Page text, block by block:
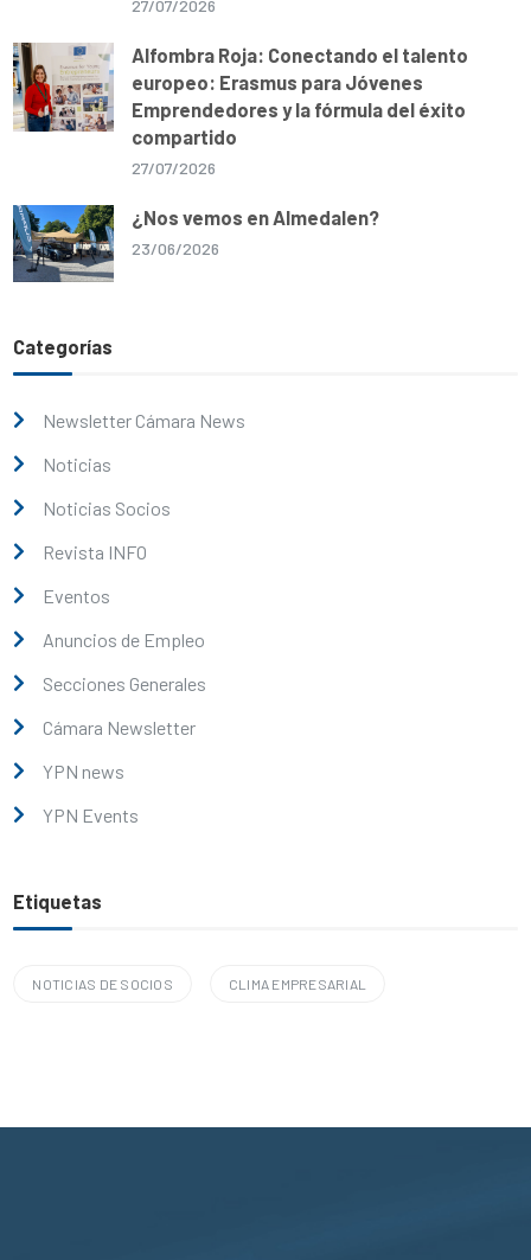
27/07/2026
Alfombra Roja: Conectando el talento
europeo: Erasmus para Jóvenes
Emprendedores y la fórmula del éxito
compartido
27/07/2026
¿Nos vemos en Almedalen?
23/06/2026
Categorías
Newsletter Cámara News
Noticias
Noticias Socios
Revista INFO
Eventos
Anuncios de Empleo
Secciones Generales
Cámara Newsletter
YPN news
YPN Events
Etiquetas
NOTICIAS DE SOCIOS CLIMA EMPRESARIAL